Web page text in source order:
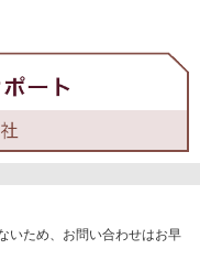
いため、お問い合わせはお早